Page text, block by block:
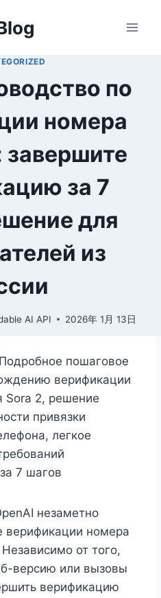
по
номера
завершите
за 7
для
из
AI API 2026年 1月 13日
пошаговое
верификации
Sora 2, решение
привязки
легкое
7 шагов
незаметно
верификации номера
от того,
версию или вызовы
верификацию